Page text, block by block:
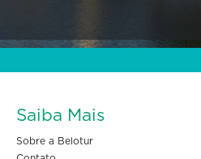
Saiba Mais
Sobre a Belotur